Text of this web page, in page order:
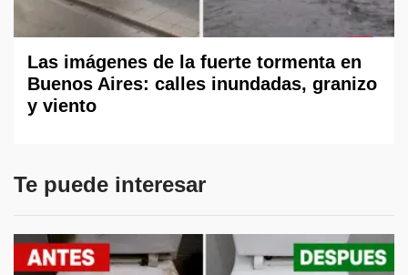
Las imágenes de la fuerte tormenta en
Buenos Aires: calles inundadas, granizo
y viento
Te puede interesar